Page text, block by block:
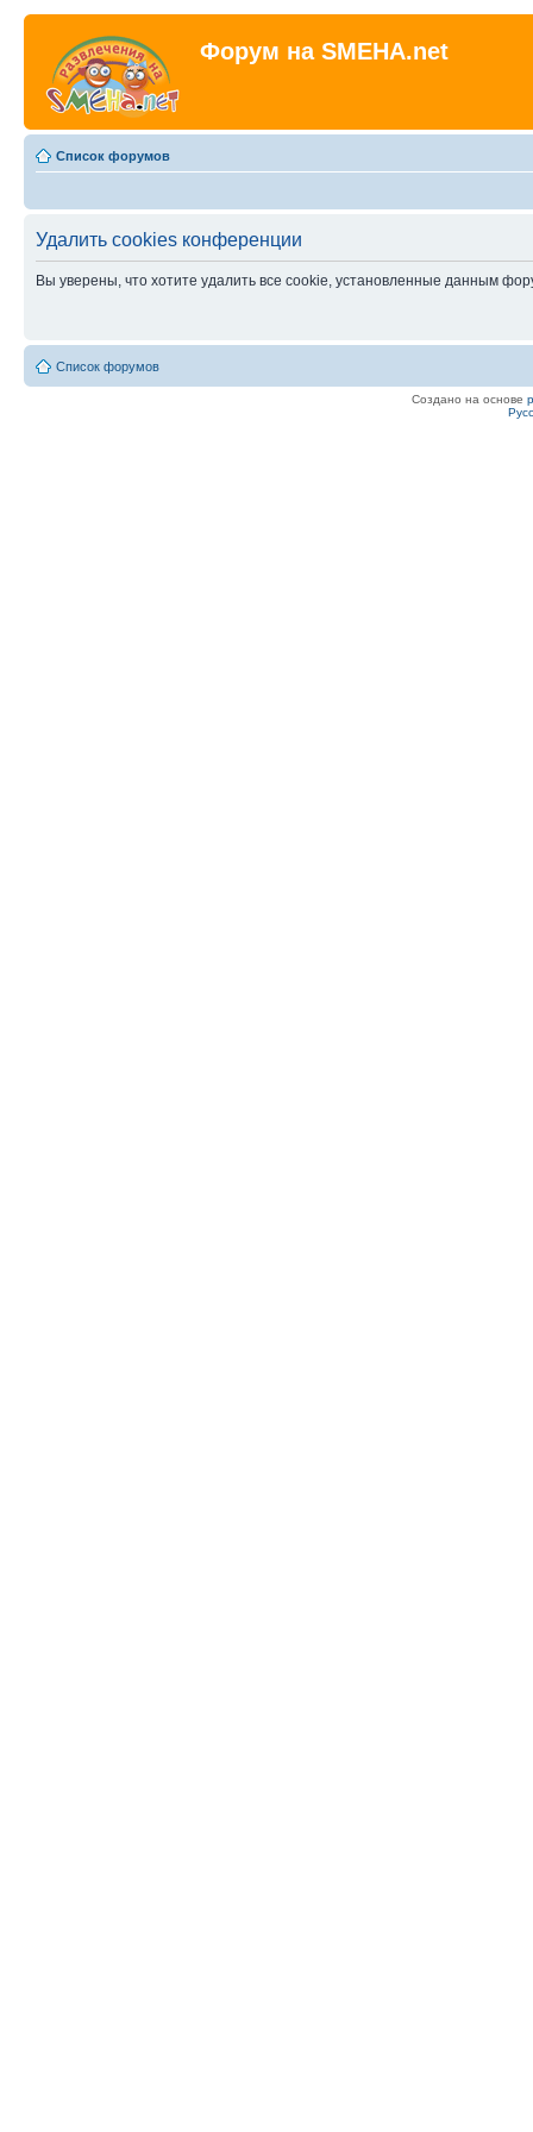
Форум на SMEHA.net
Список форумов
Удалить cookies конференции
Вы уверены, что хотите удалить все cookie, установленные данным
Список форумов
Создано на основе